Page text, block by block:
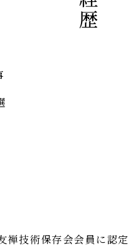
技術保存会会員に認定